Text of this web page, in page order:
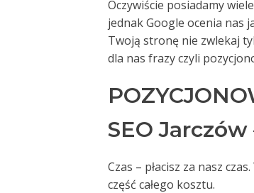
Oczywiście posiadamy
jednak Google ocenia nas
Twoją stronę nie zwlekaj
dla nas frazy czyli
SEO
Czas – płacisz za nasz
część całego kosztu.